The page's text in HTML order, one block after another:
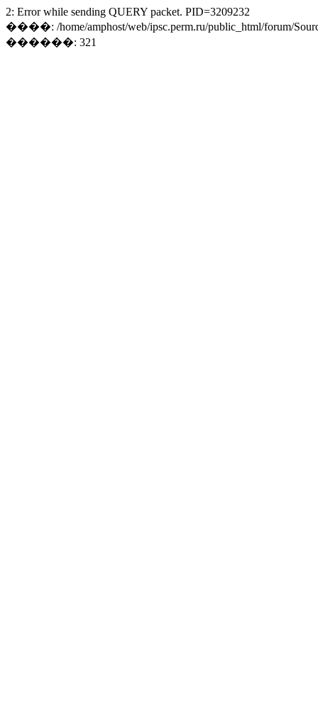
2: Error while sending QUERY packet. PID=3209232
����: /home/amphost/web/ipsc.perm.ru/public_html/forum/
������: 321